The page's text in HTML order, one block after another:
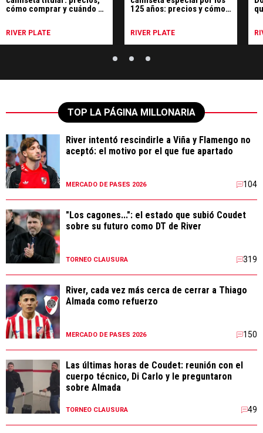
cómo comprar y cuándo se
RIVER PLATE
125 años: precios y cómo
RIVER PLATE
TOP LA PÁGINA MILLONARIA
River intentó rescindirle a Viña y Flamengo no
aceptó: el motivo por el que fue apartado
MERCADO DE PASES 2026 104
"Los cagones...": el estado que subió Coudet
sobre su futuro como DT de River
TORNEO CLAUSURA 319
River, cada vez más cerca de cerrar a Thiago
Almada como refuerzo
MERCADO DE PASES 2026 150
Las últimas horas de Coudet: reunión con el
cuerpo técnico, Di Carlo y le preguntaron
sobre Almada
TORNEO CLAUSURA 49